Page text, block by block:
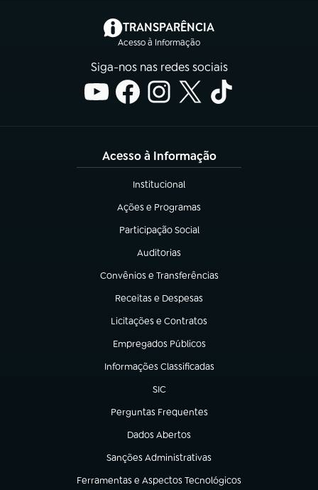
TRANSPARÊNCIA
Acesso à Informação
(abre em nova aba)
Siga-nos nas redes sociais
Acesso à Informação
Institucional
(abre em nova aba)
Ações e Programas
(abre em nova aba)
Participação Social
(abre em nova aba)
Auditorias
(abre em nova aba)
Convênios e Transferências
(abre em nova aba)
Receitas e Despesas
(abre em nova aba)
Licitações e Contratos
(abre em nova aba)
Empregados Públicos
(abre em nova aba)
Informações Classificadas
(abre em nova aba)
SIC
(abre em nova aba)
Perguntas Frequentes
(abre em nova aba)
Dados Abertos
(abre em nova aba)
Sanções Administrativas
(abre em nova aba)
Ferramentas e Aspectos Tecnológicos
(abre em nova aba)